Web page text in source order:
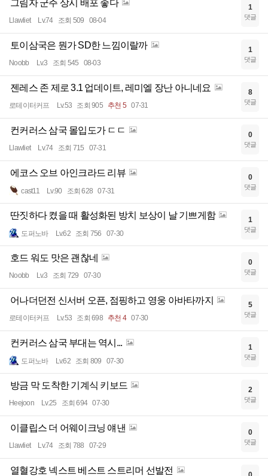
그림자 군주 상시 배포 좋다
Llawliet Lv.74 조회 509 08-04
1
댓글
토이삼국은 뭔가 SD한 느낌이랄까
Noobb Lv.3 조회 545 08-03
1
댓글
젠레스 존 제로 3.1 업데이트, 레미엘 장난 아니네요
로테이터커프 Lv.53 조회 905 추천 5 07-31
8
댓글
컨커러스 삼국 몰입도가 ㄷㄷ
Llawliet Lv.74 조회 715 07-31
0
댓글
에코스 오브 아인크라드 리뷰
cast11 Lv.90 조회 628 07-31
0
댓글
딴짓하다 켰을 때 활성화된 방치 보상이 날 기쁘게함
도퍼노바 Lv.62 조회 756 07-30
1
댓글
호드 워도 맛은 괜찮네
Noobb Lv.3 조회 729 07-30
0
댓글
어나더던전 신서버 오픈, 점핑하고 영웅 아바타까지
로테이터커프 Lv.53 조회 698 추천 4 07-30
5
댓글
컨커러스 삼국 부대는 역시...
도퍼노바 Lv.62 조회 809 07-30
1
댓글
방금 막 도착한 기계식 키보드
Heejoon Lv.25 조회 694 07-30
2
댓글
이클립스 더 어웨이크닝 얘낸
Llawliet Lv.74 조회 788 07-29
0
댓글
열혈강호 넥스트 베스트 스트리머 선발전